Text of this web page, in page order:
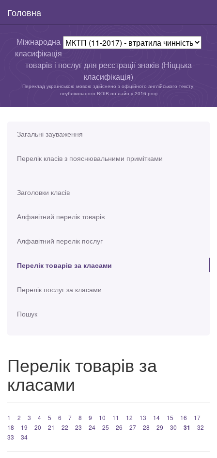
Головна
Міжнародна
класифікація
товарів і послуг для реєстрації знаків (Ніццька
класифікація)
Переклад українською мовою здійснено з офіційного англійського тексту,
опублікованого ВОІВ он-лайн у 2016 році
Загальні зауваження
Перелік класів з пояснювальними примітками
Заголовки класів
Алфавітний перелік товарів
Алфавітний перелік послуг
Перелік товарів за класами
Перелік послуг за класами
Пошук
Перелік товарів за
класами
1 2 3 4 5 6 7 8 9 10 11 12 13 14 15 16
17
18
19 20 21 22 23 24 25 26 27 28 29 30 31
32
33
34